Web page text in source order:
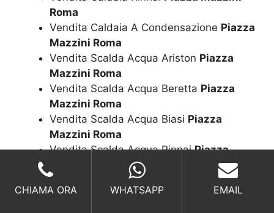
Roma
Vendita Caldaia A Condensazione Piazza
Mazzini Roma
Vendita Scalda Acqua Ariston Piazza
Mazzini Roma
Vendita Scalda Acqua Beretta Piazza
Mazzini Roma
Vendita Scalda Acqua Biasi Piazza
Mazzini Roma
Vendita Scalda Acqua RinnaiPiazza
CHIAMA ORA WHATSAPP EMAIL